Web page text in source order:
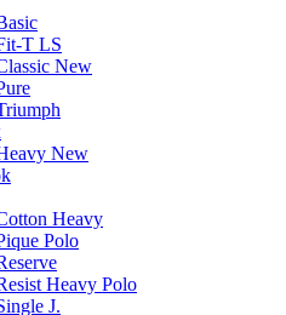
T LS
New
New
Heavy
Polo
Heavy Polo
J.